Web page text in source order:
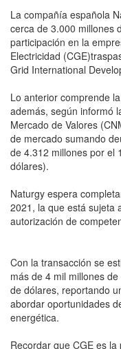
La compañía española
cerca de 3.000 millones
participación en la
Electricidad
Grid International
Lo anterior comprende
además, según informó
Mercado de Valores
de mercado sumando
de 4.312 millones por el
dólares).
Naturgy espera
2021, la que está sujeta
autorización de
Con la transacción se
más de 4 mil millones
de dólares, reportando
abordar oportunidades
energética.
Recordar que CGE es